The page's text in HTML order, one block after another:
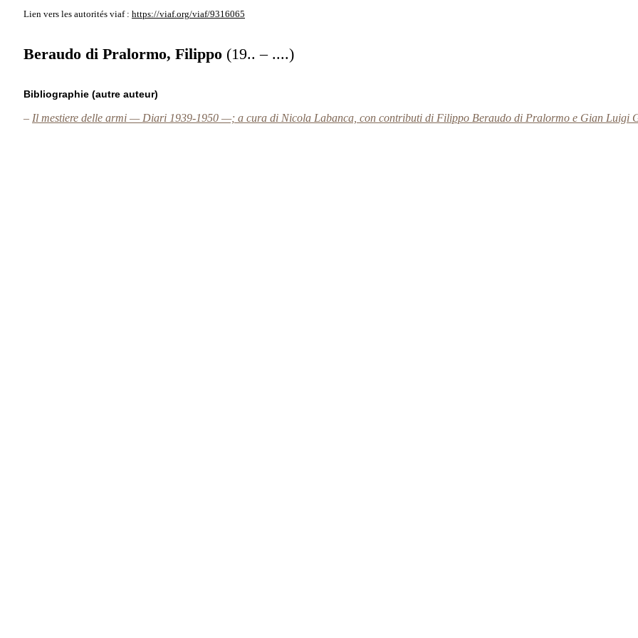
Lien vers les autorités viaf : https://viaf.org/viaf/9316065
Beraudo di Pralormo, Filippo (19.. – ....)
Bibliographie (autre auteur)
– Il mestiere delle armi — Diari 1939-1950 —; a cura di Nicola Labanca, con contributi di Filippo Beraudo di Pralormo e Gian Luigi